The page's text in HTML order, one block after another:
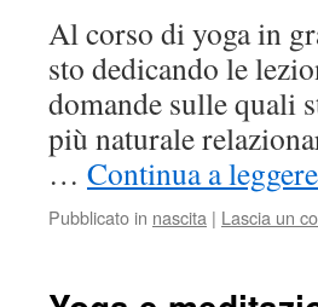
Al corso di yoga in
sto dedicando le
domande sulle quali
più naturale
… Continua a leggere
Pubblicato in nascita | Lascia un